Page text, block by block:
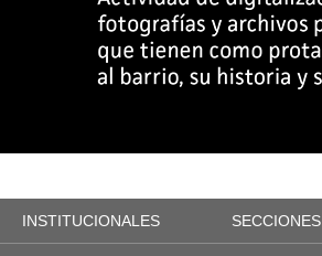
INSTITUCIONALES SECCIONES